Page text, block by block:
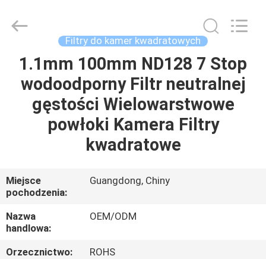
DOM
PRODUKTY
WYCIECZKA
PO
FABRYCE
Technology
Ltd..
Filtry do kamer kwadratowych
1.1mm 100mm ND128 7 Stop
wodoodporny Filtr neutralnej
gęstości Wielowarstwowe
powłoki Kamera Filtry
kwadratowe
Miejsce
pochodzenia:
Guangdong, Chiny
Nazwa
handlowa:
OEM/ODM
Orzecznictwo:
ROHS